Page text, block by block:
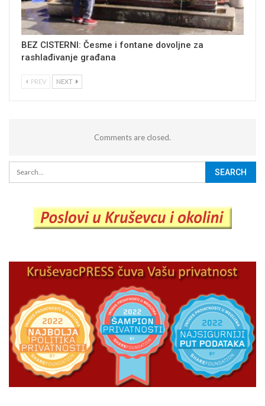
BEZ CISTERNI: Česme i fontane dovoljne za
rashlađivanje građana
PREV NEXT
Comments are closed.